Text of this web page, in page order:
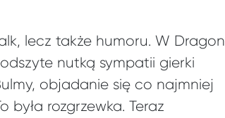
lecz także humoru. W Dragon
nutką sympatii gierki
objadanie się co najmniej
była rozgrzewka. Teraz